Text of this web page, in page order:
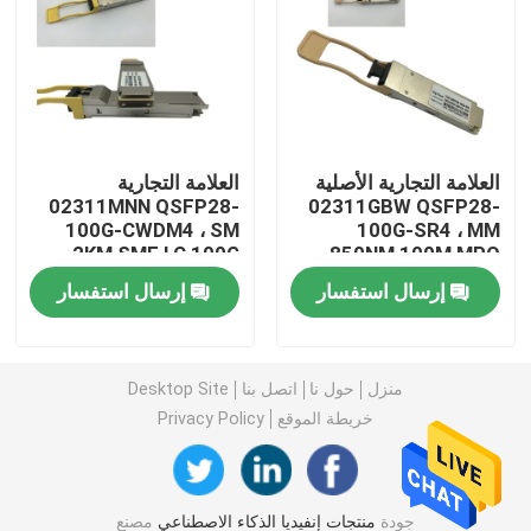
وحدة 10G SFP
جهاز الإرسال والاستقبال البصري Finisar
بطاقة محول الشبكة
مفتاح Brocade SAN
رخصة بروكيد POD
العلامة التجارية الأصلية
02311GBW QSFP28-
100G-SR4 ، MM
850NM 100M MPO
100G QSFP28 Module
إرسال استفسار
العلامة التجارية
02311MNN QSFP28-
100G-CWDM4 ، SM
2KM SMF LC 100G
QSFP28 Module
إرسال استفسار
منزل حول نا اتصل بنا
Desktop Site
خريطة الموقع
Privacy Policy
جودة منتجات إنفيديا الذكاء الاصطناعي مصنع